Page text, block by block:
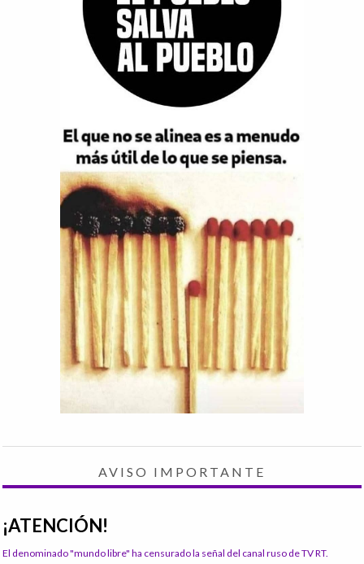
AVISO IMPORTANTE
¡ATENCIÓN!
El denominado "mundo libre" ha censurado la señal del canal ruso de TV RT.